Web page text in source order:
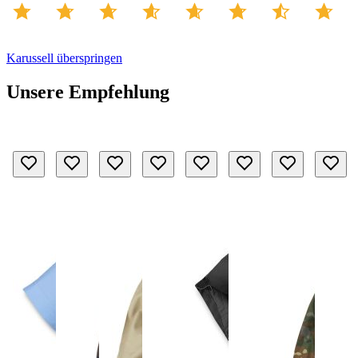
Karussell überspringen
Unsere Empfehlung